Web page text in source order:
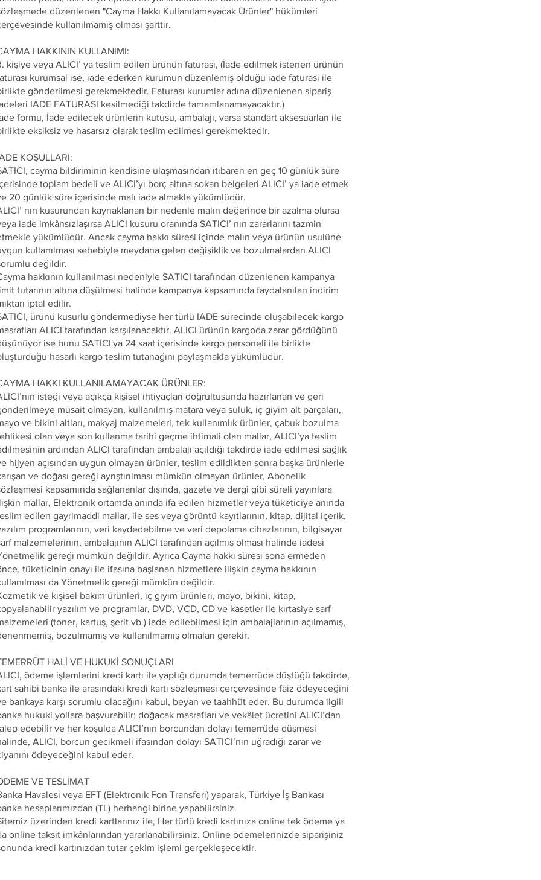
düzenlenen "Cayma Hakkı Kullanılamayacak Ürünler" hükümleri
kullanılmamış olması şarttır.
HAKKININ KULLANIMI:
kişiye veya ALICI’ ya teslim edilen ürünün faturası, (İade edilmek istenen ürünün
kurumsal ise, iade ederken kurumun düzenlemiş olduğu iade faturası ile
gönderilmesi gerekmektedir. Faturası kurumlar adına düzenlenen sipariş
İADE FATURASI kesilmediği takdirde tamamlanamayacaktır.)
formu, İade edilecek ürünlerin kutusu, ambalajı, varsa standart aksesuarları ile
eksiksiz ve hasarsız olarak teslim edilmesi gerekmektedir.
KOŞULLARI:
cayma bildiriminin kendisine ulaşmasından itibaren en geç 10 günlük süre
toplam bedeli ve ALICI’yı borç altına sokan belgeleri ALICI’ ya iade etmek
20 günlük süre içerisinde malı iade almakla yükümlüdür.
nın kusurundan kaynaklanan bir nedenle malın değerinde bir azalma olursa
iade imkânsızlaşırsa ALICI kusuru oranında SATICI’ nın zararlarını tazmin
yükümlüdür. Ancak cayma hakkı süresi içinde malın veya ürünün usulüne
kullanılması sebebiyle meydana gelen değişiklik ve bozulmalardan ALICI
değildir.
hakkının kullanılması nedeniyle SATICI tarafından düzenlenen kampanya
tutarının altına düşülmesi halinde kampanya kapsamında faydalanılan indirim
iptal edilir.
ürünü kusurlu göndermediyse her türlü IADE sürecinde oluşabilecek kargo
ALICI tarafından karşılanacaktır. ALICI ürünün kargoda zarar gördüğünü
ise bunu SATICI'ya 24 saat içerisinde kargo personeli ile birlikte
hasarlı kargo teslim tutanağını paylaşmakla yükümlüdür.
HAKKI KULLANILAMAYACAK ÜRÜNLER:
isteği veya açıkça kişisel ihtiyaçları doğrultusunda hazırlanan ve geri
müsait olmayan, kullanılmış matara veya suluk, iç giyim alt parçaları,
ve bikini altları, makyaj malzemeleri, tek kullanımlık ürünler, çabuk bozulma
olan veya son kullanma tarihi geçme ihtimali olan mallar, ALICI’ya teslim
ardından ALICI tarafından ambalajı açıldığı takdirde iade edilmesi sağlık
hijyen açısından uygun olmayan ürünler, teslim edildikten sonra başka ürünlerle
ve doğası gereği ayrıştırılması mümkün olmayan ürünler, Abonelik
kapsamında sağlananlar dışında, gazete ve dergi gibi süreli yayınlara
mallar, Elektronik ortamda anında ifa edilen hizmetler veya tüketiciye anında
edilen gayrimaddi mallar, ile ses veya görüntü kayıtlarının, kitap, dijital içerik,
programlarının, veri kaydedebilme ve veri depolama cihazlarının, bilgisayar
malzemelerinin, ambalajının ALICI tarafından açılmış olması halinde iadesi
gereği mümkün değildir. Ayrıca Cayma hakkı süresi sona ermeden
tüketicinin onayı ile ifasına başlanan hizmetlere ilişkin cayma hakkının
da Yönetmelik gereği mümkün değildir.
ve kişisel bakım ürünleri, iç giyim ürünleri, mayo, bikini, kitap,
yazılım ve programlar, DVD, VCD, CD ve kasetler ile kırtasiye sarf
(toner, kartuş, şerit vb.) iade edilebilmesi için ambalajlarının açılmamış,
bozulmamış ve kullanılmamış olmaları gerekir.
HALİ VE HUKUKİ SONUÇLARI
ödeme işlemlerini kredi kartı ile yaptığı durumda temerrüde düştüğü takdirde,
sahibi banka ile arasındaki kredi kartı sözleşmesi çerçevesinde faiz ödeyeceğini
bankaya karşı sorumlu olacağını kabul, beyan ve taahhüt eder. Bu durumda ilgili
hukuki yollara başvurabilir; doğacak masrafları ve vekâlet ücretini ALICI’dan
edebilir ve her koşulda ALICI’nın borcundan dolayı temerrüde düşmesi
ALICI, borcun gecikmeli ifasından dolayı SATICI’nın uğradığı zarar ve
ödeyeceğini kabul eder.
VE TESLİMAT
Havalesi veya EFT (Elektronik Fon Transferi) yaparak, Türkiye İş Bankası
hesaplarımızdan (TL) herhangi birine yapabilirsiniz.
üzerinden kredi kartlarınız ile, Her türlü kredi kartınıza online tek ödeme ya
online taksit imkânlarından yararlanabilirsiniz. Online ödemelerinizde siparişiniz
kredi kartınızdan tutar çekim işlemi gerçekleşecektir.